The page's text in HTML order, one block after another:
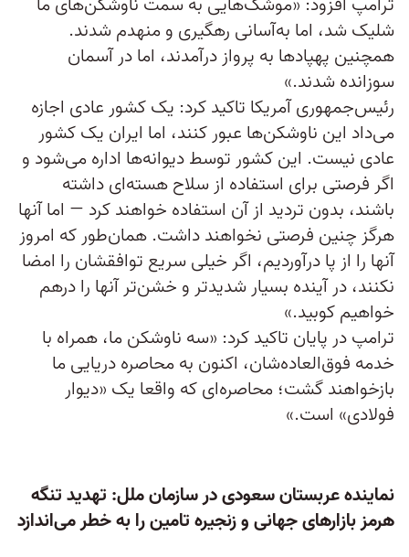
شلیک شد، اما به‌آسانی رهگیری و منهدم شدند.
همچنین پهپادها به پرواز درآمدند، اما در آسمان
سوزانده شدند.»
رئیس‌جمهوری آمریکا تاکید کرد: یک کشور عادی اجازه
می‌داد این ناوشکن‌ها عبور کنند، اما ایران یک کشور
عادی نیست. این کشور توسط دیوانه‌ها اداره می‌شود و
اگر فرصتی برای استفاده از سلاح هسته‌ای داشته
باشند، بدون تردید از آن استفاده خواهند کرد — اما آنها
هرگز چنین فرصتی نخواهند داشت. همان‌طور که امروز
آنها را از پا درآوردیم، اگر خیلی سریع توافقشان را امضا
نکنند، در آینده بسیار شدیدتر و خشن‌تر آنها را درهم
خواهیم کوبید.»
ترامپ در پایان تاکید کرد: «سه ناوشکن ما، همراه با
خدمه فوق‌العاده‌شان، اکنون به محاصره دریایی ما
بازخواهند گشت؛ محاصره‌ای که واقعا یک «دیوار
فولادی» است.»
نماینده عربستان سعودی در سازمان ملل: تهدید تنگه
هرمز بازارهای جهانی و زنجیره تامین را به خطر می‌اندازد